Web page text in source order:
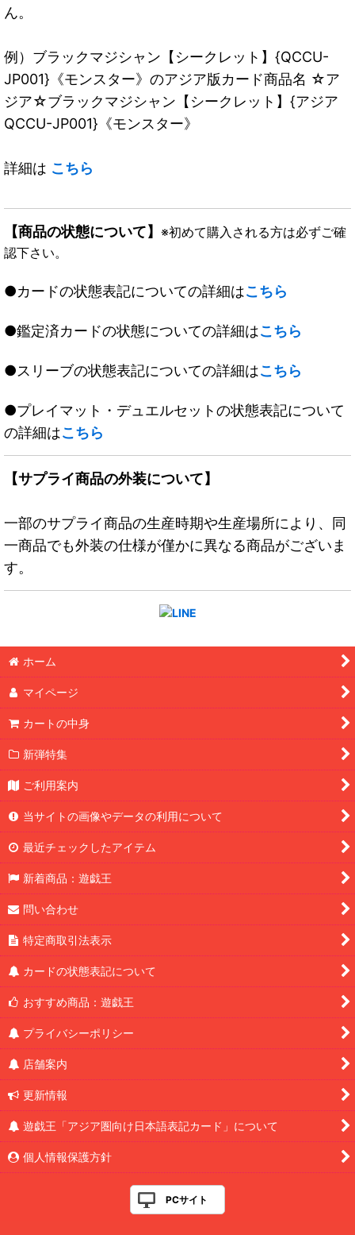
ん。
例）ブラックマジシャン【シークレット】{QCCU-
JP001}《モンスター》のアジア版カード商品名 ☆ア
ジア☆ブラックマジシャン【シークレット】{アジア
QCCU-JP001}《モンスター》
詳細は こちら
【商品の状態について】 ※初めて購入される方は必ずご確
認下さい。
●カードの状態表記についての詳細はこちら
●鑑定済カードの状態についての詳細はこちら
●スリーブの状態表記についての詳細はこちら
●プレイマット・デュエルセットの状態表記について
の詳細はこちら
【サプライ商品の外装について】
一部のサプライ商品の生産時期や生産場所により、同
一商品でも外装の仕様が僅かに異なる商品がございま
す。
ホーム
マイページ
カートの中身
新弾特集
ご利用案内
当サイトの画像やデータの利用について
最近チェックしたアイテム
新着商品：遊戯王
問い合わせ
特定商取引法表示
カードの状態表記について
おすすめ商品：遊戯王
プライバシーポリシー
店舗案内
更新情報
遊戯王「アジア圏向け日本語表記カード」について
個人情報保護方針
PCサイト